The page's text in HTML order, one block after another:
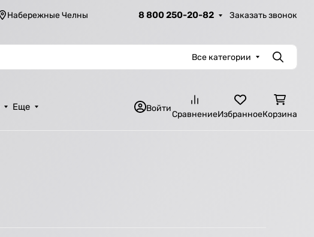
Набережные Челны 8 800 250-20-82 Заказать звонок
Все категории Поиск
Еще Войти
СравнениеИзбранноеКорзина